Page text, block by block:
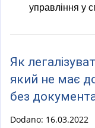
управління у
Як
який не має
без
Dodano: 16.03.2022